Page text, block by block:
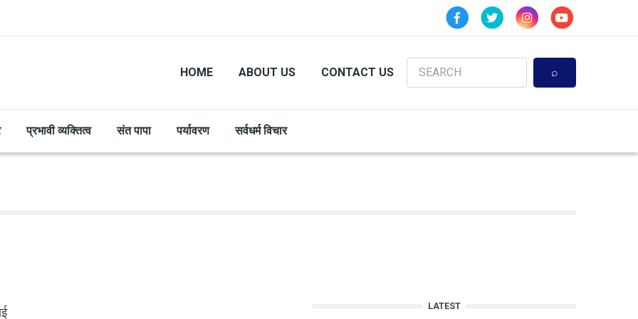
HOME ABOUT US CONTACT US
Search
प्रभावी व्यक्तित्व संत पापा पर्यावरण सर्वधर्म विचार
LATEST